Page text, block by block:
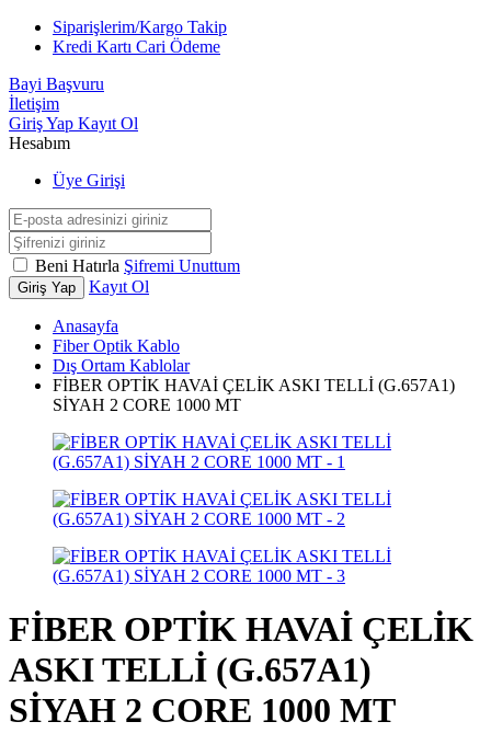
Siparişlerim/Kargo Takip
Kredi Kartı Cari Ödeme
Bayi Başvuru
İletişim
Giriş Yap Kayıt Ol
Hesabım
Üye Girişi
Beni Hatırla Şifremi Unuttum
Giriş Yap Kayıt Ol
Anasayfa
Fiber Optik Kablo
Dış Ortam Kablolar
FİBER OPTİK HAVAİ ÇELİK ASKI TELLİ (G.657A1)
SİYAH 2 CORE 1000 MT
FİBER OPTİK HAVAİ ÇELİK
ASKI TELLİ (G.657A1)
SİYAH 2 CORE 1000 MT